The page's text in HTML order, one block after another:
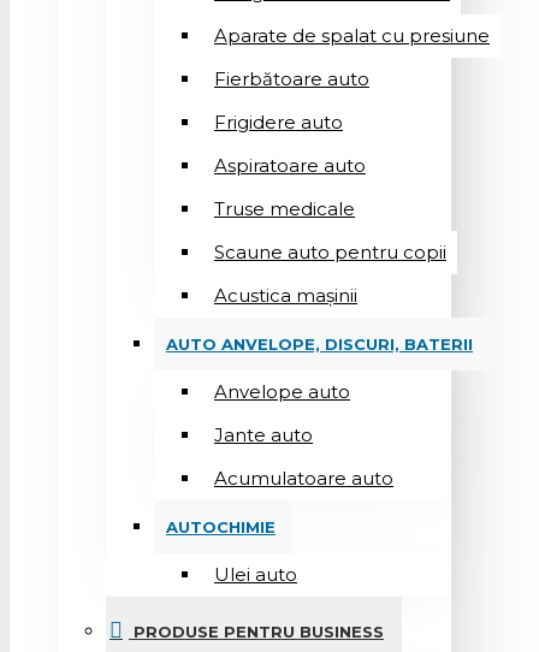
Aparate de spalat cu presiune
Fierbătoare auto
Frigidere auto
Aspiratoare auto
Truse medicale
Scaune auto pentru copii
Acustica mașinii
AUTO ANVELOPE, DISCURI, BATERII
Anvelope auto
Jante auto
Acumulatoare auto
AUTOCHIMIE
Ulei auto
PRODUSE PENTRU BUSINESS